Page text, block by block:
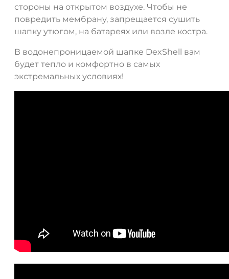
стороны на открытом воздухе. Чтобы не
повредить мембрану, запрещается сушить
шапку утюгом, на батареях или возле костра.
В водонепроницаемой шапке DexShell вам
будет тепло и комфортно в самых
экстремальных условиях!